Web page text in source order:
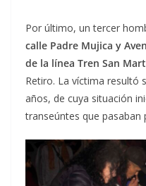
Por último, un tercer
calle Padre Mujica y
de la línea Tren San
Retiro. La víctima resultó
años, de cuya situación
transeúntes que pasaban